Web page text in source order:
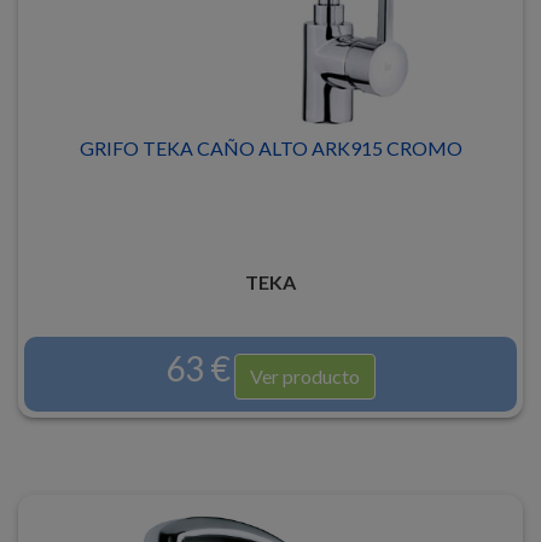
GRIFO TEKA CAÑO ALTO ARK915 CROMO
TEKA
63 € Ver producto